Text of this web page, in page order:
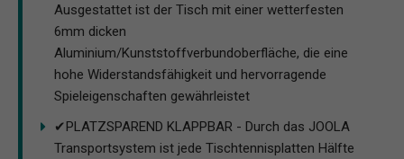
Ausgestattet ist der Tisch mit einer wetterfesten
6mm dicken
Aluminium/Kunststoffverbundoberfläche, die eine
hohe Widerstandsfähigkeit und hervorragende
Spieleigenschaften gewährleistet
✔PLATZSPAREND KLAPPBAR - Durch das JOOLA
Transportsystem ist jede Tischtennisplatten Hälfte